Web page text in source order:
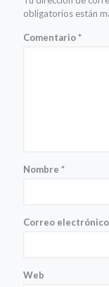
obligatorios están
Comentario*
Nombre *
Correo electrónico
Web